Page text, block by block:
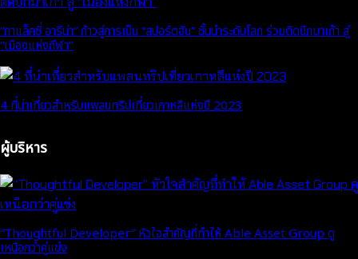
“กาแล็คซี่ อารีน่า” ก้าวสู่การเป็น “สปอร์ตฮับ” ชั้นนำระดับโลก ร่วมติดปีกมาเก๊า สู่
“เมืองแห่งกีฬา”
4 ที่น่าเที่ยวสำหรับแพลนทริปเที่ยวเกาหลีแห่งปี 2023
ผู้บริหาร
“Thoughtful Developer” หัวใจสำคัญที่ทำให้ Able Asset Group ดู
เหนือกว่าคู่แข่ง